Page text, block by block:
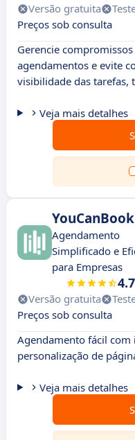
Versão gratuita
Preços sob consulta
Gerencie
agendamentos e evite
visibilidade das tarefas,
Veja mais detalhes
Agendamento
Simplificado e
para Empresas
4.7
Versão gratuita
Preços sob consulta
Agendamento fácil com
personalização de
Veja mais detalhes